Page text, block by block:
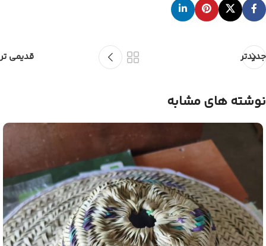
جدیدتر قدیمی تر
نوشته های مشابه